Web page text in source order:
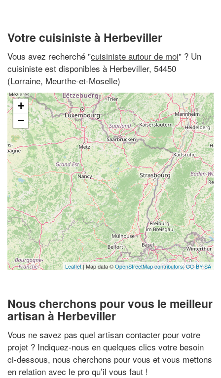
Votre cuisiniste à Herbeviller
Vous avez recherché "cuisiniste autour de moi" ? Un
cuisiniste est disponibles à Herbeviller, 54450
(Lorraine, Meurthe-et-Moselle)
+
−
Leaflet| Map data ©OpenStreetMap contributors,CC-BY-SA
Nous cherchons pour vous le meilleur
artisan à Herbeviller
Vous ne savez pas quel artisan contacter pour votre
projet ? Indiquez-nous en quelques clics votre besoin
ci-dessous, nous cherchons pour vous et vous mettons
en relation avec le pro qu’il vous faut !